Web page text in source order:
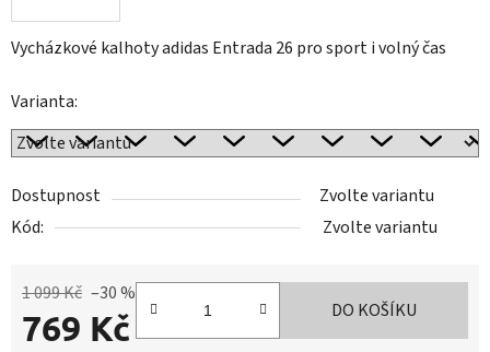
Vycházkové kalhoty adidas Entrada 26 pro sport i volný čas
Varianta:
Dostupnost
Zvolte variantu
Kód:
Zvolte variantu
1 099 Kč –30 %
769 Kč DO KOŠÍKU